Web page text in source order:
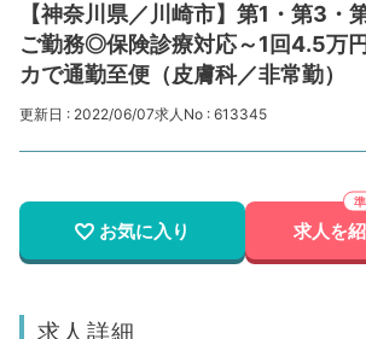
【神奈川県／川崎市】第1・第3・
ご勤務◎保険診療対応～1回4.5万
カで通勤至便（皮膚科／非常勤）
更新日 : 2022/06/07求人No : 613345
お気に入り 求人を
求人詳細